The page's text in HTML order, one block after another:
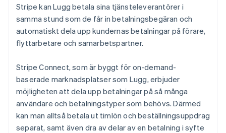
Stripe kan Lugg betala sina tjänsteleverantörer i
samma stund som de får in betalningsbegäran och
automatiskt dela upp kundernas betalningar på förare,
flyttarbetare och samarbetspartner.
Stripe Connect, som är byggt för on-demand-
baserade marknadsplatser som Lugg, erbjuder
möjligheten att dela upp betalningar på så många
användare och betalningstyper som behövs. Därmed
kan man alltså betala ut timlön och beställningsuppdrag
separat, samt även dra av delar av en betalning i syfte